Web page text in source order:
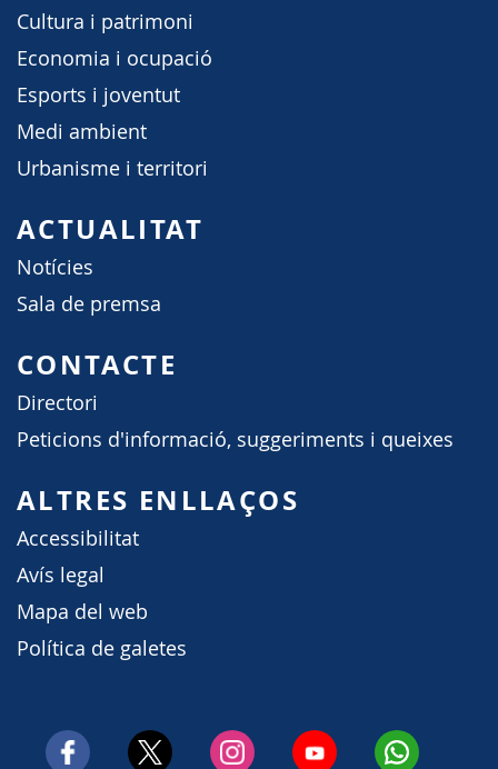
Cultura i patrimoni
Economia i ocupació
Esports i joventut
Medi ambient
Urbanisme i territori
ACTUALITAT
Notícies
Sala de premsa
CONTACTE
Directori
Peticions d'informació, suggeriments i queixes
ALTRES ENLLAÇOS
Accessibilitat
Avís legal
Mapa del web
Política de galetes